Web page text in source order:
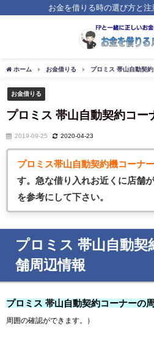
お金を借りる時の選び方と
ホーム お金借りる プロミス 帯山自動契
お金借りる
プロミス 帯山自動契約コー
2019-09-25 2020-04-23
プロミス帯山自動契約機コーナー
す。急な借 り入れお近くに店舗
を参考にして下さい。
プロミス 帯山自動契
舗周辺情報
プロミス 帯山自動契約コーナーの
周囲の確認ができます。）